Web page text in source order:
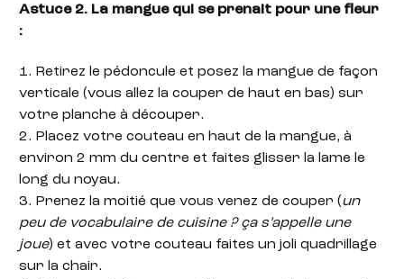
Astuce 2. La mangue qui se prenait pour une fleur
:
1. Retirez le pédoncule et posez la mangue de façon
verticale (vous allez la couper de haut en bas) sur
votre planche à découper.
2. Placez votre couteau en haut de la mangue, à
environ 2 mm du centre et faites glisser la lame le
long du noyau.
3. Prenez la moitié que vous venez de couper (un
peu de vocabulaire de cuisine ? ça s’appelle une
joue) et avec votre couteau faites un joli quadrillage
sur la chair.